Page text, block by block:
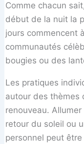
Comme chacun
début de la nuit la
jours commencent
communautés
bougies ou des
Les pratiques
autour des thèmes
renouveau.
retour du soleil ou
personnel peut